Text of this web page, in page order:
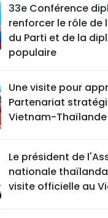
33e Conférence
renforcer le rôle
du Parti et de la
populaire
Une visite pour
Partenariat
Vietnam-Thaïlande
Le président de
nationale
visite officielle au